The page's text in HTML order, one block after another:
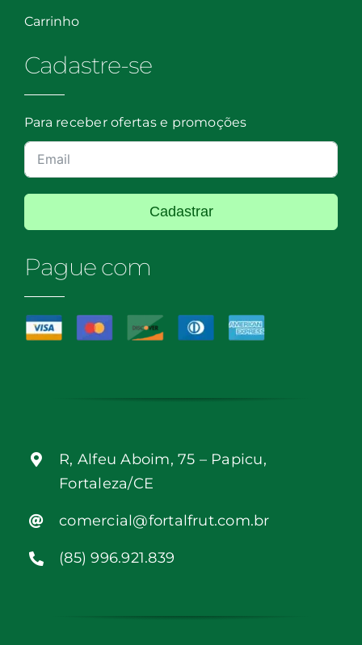
Carrinho
Cadastre-se
Para receber ofertas e promoções
Cadastrar
Pague com
R, Alfeu Aboim, 75 – Papicu,
Fortaleza/CE
comercial@fortalfrut.com.br
(85) 996.921.839